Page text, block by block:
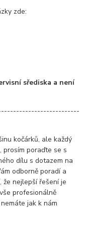
zde:
sřediska a není
kočárků, ale každý
prosím poraďte se s
dílu s dotazem na
odborně poradí a
že nejlepší řešení je
profesionálně
jak k nám